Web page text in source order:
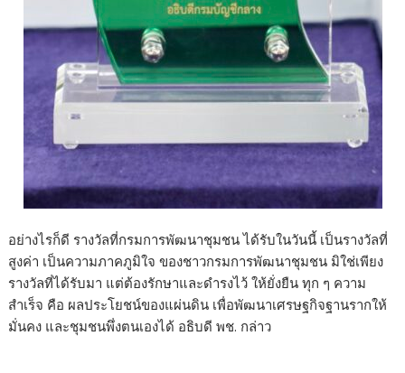
อย่างไรก็ดี รางวัลที่กรมการพัฒนาชุมชน ได้รับในวันนี้ เป็นรางวัลที่
สูงค่า เป็นความภาคภูมิใจ ของชาวกรมการพัฒนาชุมชน มิใช่เพียง
รางวัลที่ได้รับมา แต่ต้องรักษาและดำรงไว้ ให้ยั่งยืน ทุก ๆ ความ
สำเร็จ คือ ผลประโยชน์ของแผ่นดิน เพื่อพัฒนาเศรษฐกิจฐานรากให้
มั่นคง และชุมชนพึ่งตนเองได้ อธิบดี พช. กล่าว